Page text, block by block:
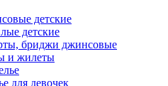
детские
детские
бриджи джинсовые
и жилеты
для девочек